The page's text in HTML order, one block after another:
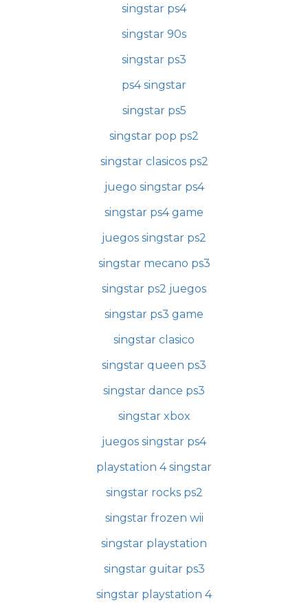
singstar ps4
singstar 90s
singstar ps3
ps4 singstar
singstar ps5
singstar pop ps2
singstar clasicos ps2
juego singstar ps4
singstar ps4 game
juegos singstar ps2
singstar mecano ps3
singstar ps2 juegos
singstar ps3 game
singstar clasico
singstar queen ps3
singstar dance ps3
singstar xbox
juegos singstar ps4
playstation 4 singstar
singstar rocks ps2
singstar frozen wii
singstar playstation
singstar guitar ps3
singstar playstation 4